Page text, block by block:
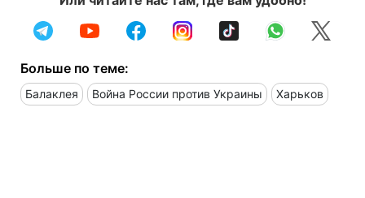
Больше по теме:
Балаклея Война России против Украины Харьков